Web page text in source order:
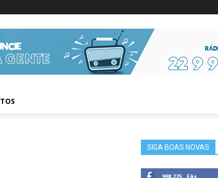
Informações da Figura
SIGA BOAS NOVAS
998,225 Fãs